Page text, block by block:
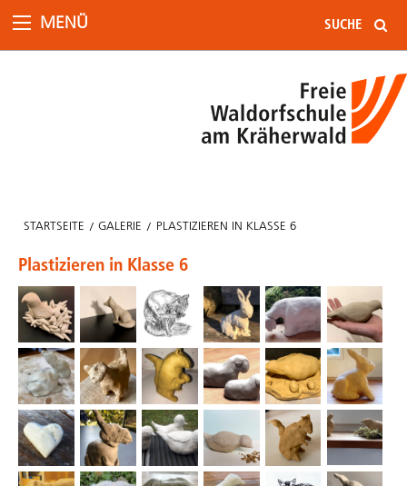
MENÜ
STARTSEITE GALERIE PLASTIZIEREN IN KLASSE 6
Plastizieren in Klasse 6